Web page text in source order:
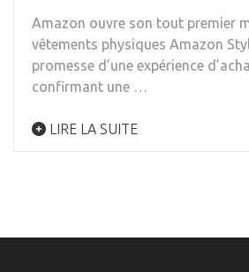
Amazon ouvre son tout premier
vêtements physiques Amazon
promesse d’une expérience
confirmant une …
LIRE LA SUITE